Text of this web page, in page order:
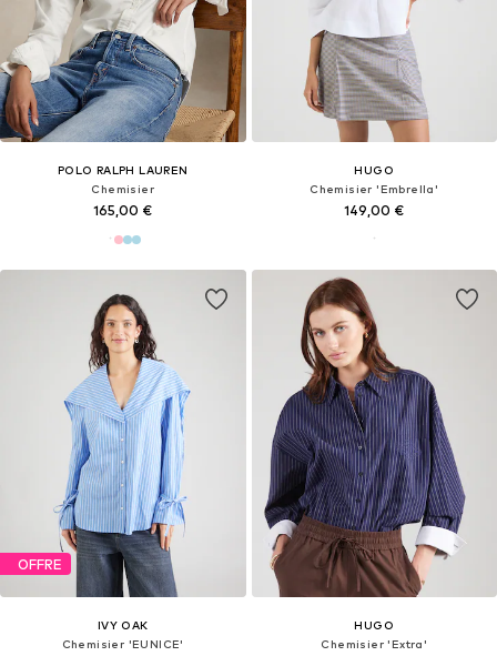
POLO RALPH LAUREN
Chemisier
165,00 €
HUGO
Chemisier 'Embrella'
149,00 €
OFFRE
IVY OAK
Chemisier 'EUNICE'
HUGO
Chemisier 'Extra'